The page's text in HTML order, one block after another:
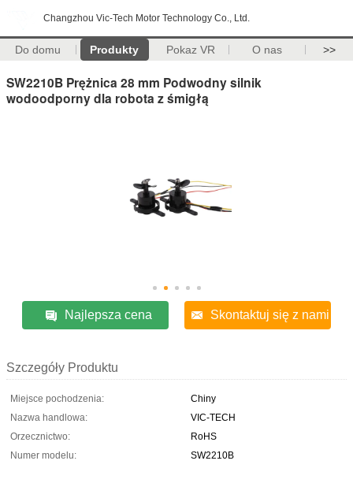
Changzhou Vic-Tech Motor Technology Co., Ltd.
Do domu Produkty Pokaz VR O nas >>
SW2210B Prężnica 28 mm Podwodny silnik
wodoodporny dla robota z śmigłą
Najlepsza cena Skontaktuj się z nami
Szczegóły Produktu
Miejsce pochodzenia:
Chiny
Nazwa handlowa:
VIC-TECH
Orzecznictwo:
RoHS
Numer modelu:
SW2210B